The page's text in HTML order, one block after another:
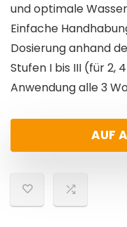
und optimale
Einfache
Dosierung anhand
Stufen I bis III (für 2,
Anwendung alle 3
AUF